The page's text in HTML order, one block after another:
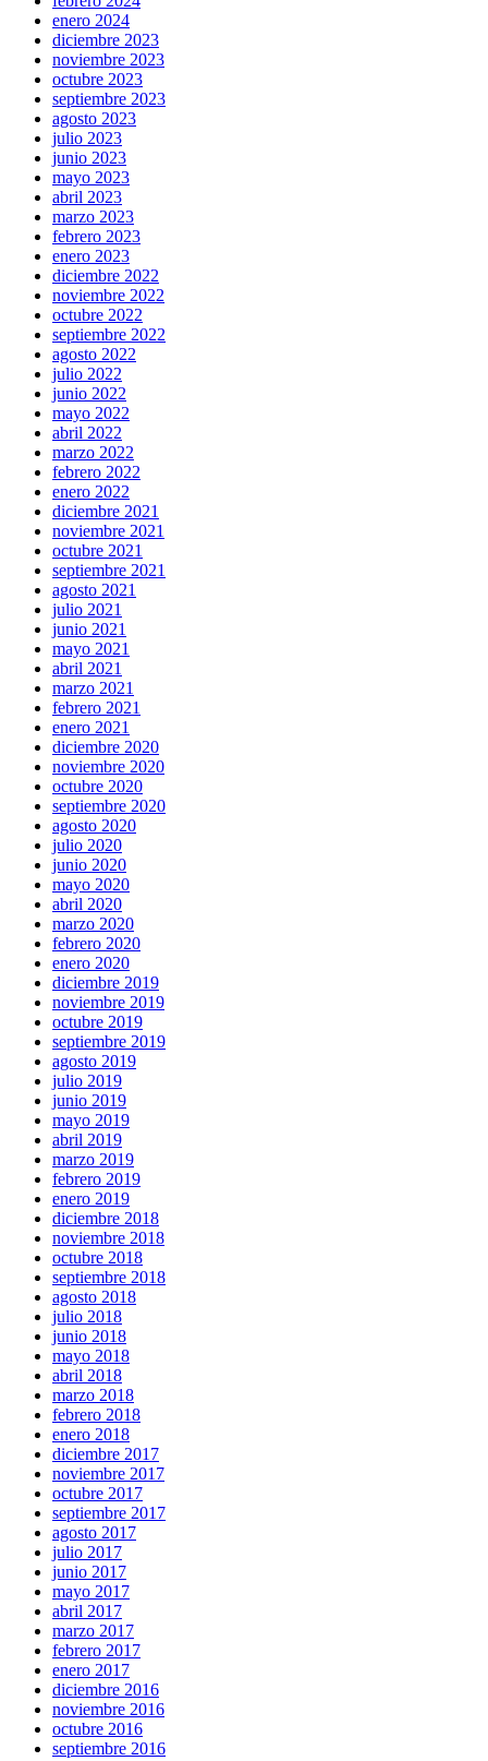
enero 2024
diciembre 2023
noviembre 2023
octubre 2023
septiembre 2023
agosto 2023
julio 2023
junio 2023
mayo 2023
abril 2023
marzo 2023
febrero 2023
enero 2023
diciembre 2022
noviembre 2022
octubre 2022
septiembre 2022
agosto 2022
julio 2022
junio 2022
mayo 2022
abril 2022
marzo 2022
febrero 2022
enero 2022
diciembre 2021
noviembre 2021
octubre 2021
septiembre 2021
agosto 2021
julio 2021
junio 2021
mayo 2021
abril 2021
marzo 2021
febrero 2021
enero 2021
diciembre 2020
noviembre 2020
octubre 2020
septiembre 2020
agosto 2020
julio 2020
junio 2020
mayo 2020
abril 2020
marzo 2020
febrero 2020
enero 2020
diciembre 2019
noviembre 2019
octubre 2019
septiembre 2019
agosto 2019
julio 2019
junio 2019
mayo 2019
abril 2019
marzo 2019
febrero 2019
enero 2019
diciembre 2018
noviembre 2018
octubre 2018
septiembre 2018
agosto 2018
julio 2018
junio 2018
mayo 2018
abril 2018
marzo 2018
febrero 2018
enero 2018
diciembre 2017
noviembre 2017
octubre 2017
septiembre 2017
agosto 2017
julio 2017
junio 2017
mayo 2017
abril 2017
marzo 2017
febrero 2017
enero 2017
diciembre 2016
noviembre 2016
octubre 2016
septiembre 2016